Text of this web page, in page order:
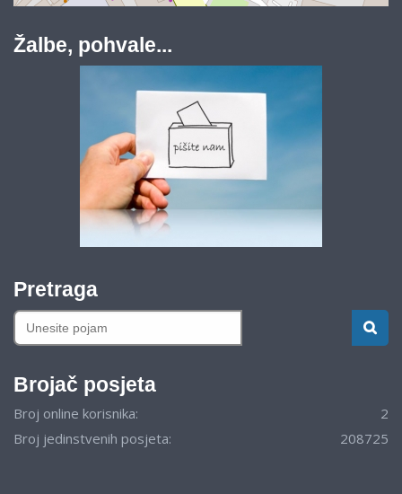
Žalbe, pohvale...
Pretraga
Brojač posjeta
Broj online korisnika:
2
Broj jedinstvenih posjeta:
208725